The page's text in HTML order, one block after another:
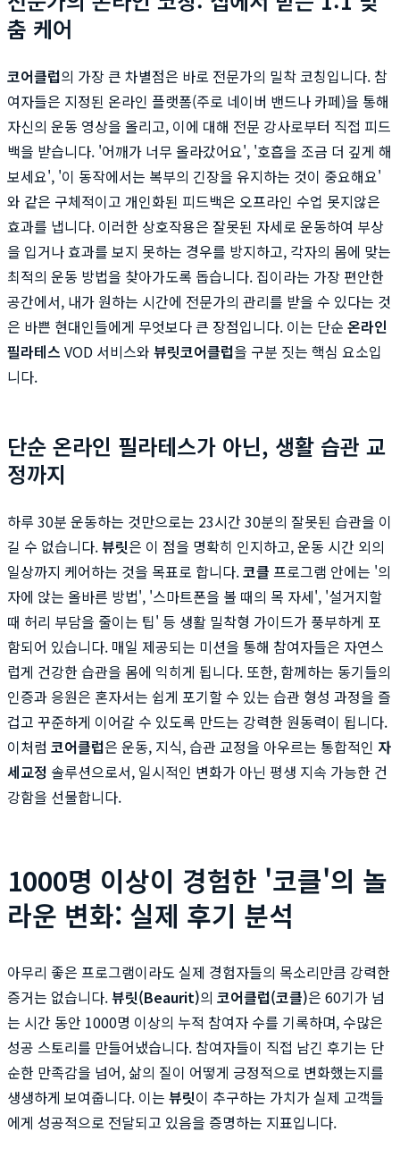
춤 케어
코어클럽의 가장 큰 차별점은 바로 전문가의 밀착 코칭입니다. 참
여자들은 지정된 온라인 플랫폼(주로 네이버 밴드나 카페)을 통해
자신의 운동 영상을 올리고, 이에 대해 전문 강사로부터 직접 피드
백을 받습니다. '어깨가 너무 올라갔어요', '호흡을 조금 더 깊게 해
보세요', '이 동작에서는 복부의 긴장을 유지하는 것이 중요해요'
와 같은 구체적이고 개인화된 피드백은 오프라인 수업 못지않은
효과를 냅니다. 이러한 상호작용은 잘못된 자세로 운동하여 부상
을 입거나 효과를 보지 못하는 경우를 방지하고, 각자의 몸에 맞는
최적의 운동 방법을 찾아가도록 돕습니다. 집이라는 가장 편안한
공간에서, 내가 원하는 시간에 전문가의 관리를 받을 수 있다는 것
은 바쁜 현대인들에게 무엇보다 큰 장점입니다. 이는 단순 온라인
필라테스 VOD 서비스와 뷰릿코어클럽을 구분 짓는 핵심 요소입
니다.
단순 온라인 필라테스가 아닌, 생활 습관 교
정까지
하루 30분 운동하는 것만으로는 23시간 30분의 잘못된 습관을 이
길 수 없습니다.뷰릿은 이 점을 명확히 인지하고, 운동 시간 외의
일상까지 케어하는 것을 목표로 합니다.코클 프로그램 안에는 '의
자에 앉는 올바른 방법', '스마트폰을 볼 때의 목 자세', '설거지할
때 허리 부담을 줄이는 팁' 등 생활 밀착형 가이드가 풍부하게 포
함되어 있습니다. 매일 제공되는 미션을 통해 참여자들은 자연스
럽게 건강한 습관을 몸에 익히게 됩니다. 또한, 함께하는 동기들의
인증과 응원은 혼자서는 쉽게 포기할 수 있는 습관 형성 과정을 즐
겁고 꾸준하게 이어갈 수 있도록 만드는 강력한 원동력이 됩니다.
이처럼 코어클럽은 운동, 지식, 습관 교정을 아우르는 통합적인 자
세교정 솔루션으로서, 일시적인 변화가 아닌 평생 지속 가능한 건
강함을 선물합니다.
1000명 이상이 경험한 '코클'의 놀
라운 변화: 실제 후기 분석
아무리 좋은 프로그램이라도 실제 경험자들의 목소리만큼 강력한
증거는 없습니다.뷰릿(Beaurit)의 코어클럽(코클)은 60기가 넘
는 시간 동안 1000명 이상의 누적 참여자 수를 기록하며, 수많은
성공 스토리를 만들어냈습니다. 참여자들이 직접 남긴 후기는 단
순한 만족감을 넘어, 삶의 질이 어떻게 긍정적으로 변화했는지를
생생하게 보여줍니다. 이는 뷰릿이 추구하는 가치가 실제 고객들
에게 성공적으로 전달되고 있음을 증명하는 지표입니다.